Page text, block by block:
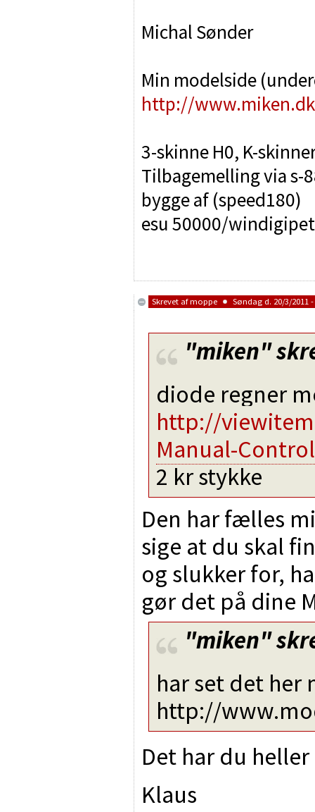
Michal Sønder
Min modelside
http://www.miken.dk
3-skinne H0, K-
Tilbagemelling via s-
bygge af (speed180)
esu 50000/
Skrevet afmoppe Søndag d. 20/3/2011 -
"miken"
diode regner
http://
Manual-
2 kr stykke
Den har fælles
sige at du skal
og slukker for,
gør det på dine
"miken"
har set det her
http://
Det har du
Klaus